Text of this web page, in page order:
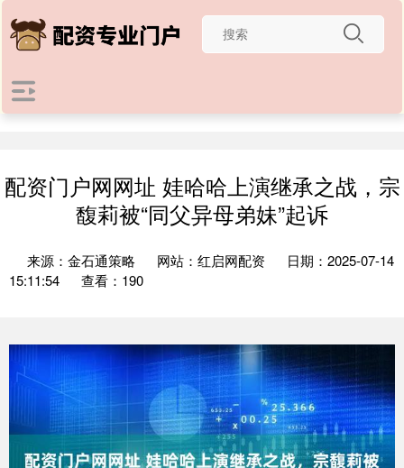
配资门户网网址 娃哈哈上演继承之战，宗
馥莉被“同父异母弟妹”起诉
来源：金石通策略 网站：红启网配资
日期：2025-07-14
15:11:54
查看：190